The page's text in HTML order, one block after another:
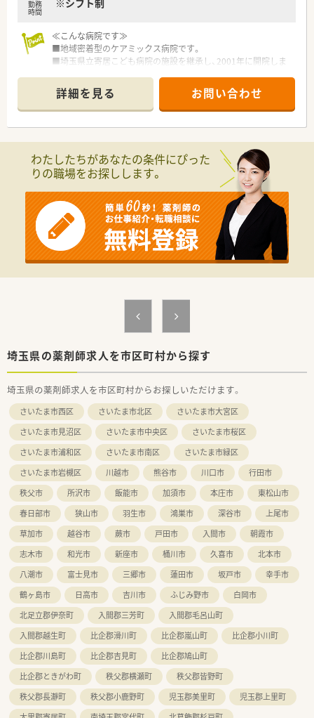
勤務
時間
※シフト制
≪こんな病院です≫
■地域密着型のケアミックス病院です。
■埼玉県立寄居こども病院の施設を継承し、2001年に開院しま
■寄居町やその周辺エリアにおいて数少ない二次救急指定病院
および小児二次救急指定病院として、地域医療の要となっていま
す。
■一般急性期病棟47床、回復期リハビリテーション病棟50床、医
■埼玉医科大学病院や深谷赤十字病院などの地域の高度急性期
病院とも連携しており、医師の臨床研修の受け入れや高度な医療
サービスの提供を行っています。
≪業務内容≫
■入院患者様の調剤、監査、服薬指導 ※外来は院外処方
■注射調整（抗がん剤、ＴＰＮあり）
■製剤業務
■薬剤管理指導業務
■医薬品管理、医薬品情報管理
■各種委員会
≪おすすめポイント≫
■働く医療スタッフのワークライフバランスを非常に大切にし
務制度もございます。
■有給休暇取得率87％以上
■定年65歳・再雇用80歳まで（70歳以降は条件付き再雇用）
■院内保育室完備
詳細を見る お問い合わせ
わたしたちがあなたの条件にぴった
りの職場をお探しします。
埼玉県の薬剤師求人を市区町村から探す
埼玉県の薬剤師求人を市区町村からお探しいただけます。
さいたま市西区 さいたま市北区
さいたま市大宮区
さいたま市見沼区
さいたま市中央区
さいたま市桜区
さいたま市浦和区
さいたま市南区
さいたま市緑区
さいたま市岩槻区
川越市 熊谷市 川口市
行田市
秩父市
所沢市 飯能市 加須市 本庄市
東松山市
春日部市
狭山市 羽生市 鴻巣市 深谷市
上尾市
草加市
越谷市 蕨市 戸田市 入間市
朝霞市
志木市
和光市 新座市 桶川市 久喜市
北本市
八潮市
富士見市 三郷市 蓮田市 坂戸市
幸手市
鶴ヶ島市
日高市 吉川市 ふじみ野市
白岡市
北足立郡伊奈町
入間郡三芳町
入間郡毛呂山町
入間郡越生町
比企郡滑川町 比企郡嵐山町
比企郡小川町
比企郡川島町
比企郡吉見町
比企郡鳩山町
比企郡ときがわ町
秩父郡横瀬町
秩父郡皆野町
秩父郡長瀞町
秩父郡小鹿野町 児玉郡美里町
児玉郡上里町